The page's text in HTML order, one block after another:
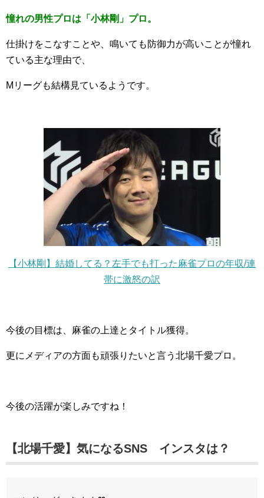
憧れの男性プロは「小林剛」プロ。
仕掛けをこなすことや、鳴いても防御力が高いことが憧れ
ている主な理由で、
Mリーグも結構見ているようです。
【小林剛】結婚してる？左手でも打った麻雀プロの年収/連
帯に激怒の訳
今後の目標は、麻雀の上達とタイトル獲得。
更にメディアの方面も頑張りたいと言う北場千愛プロ。
今後の活躍が楽しみですね！
【北場千愛】気になるSNS インスタは？